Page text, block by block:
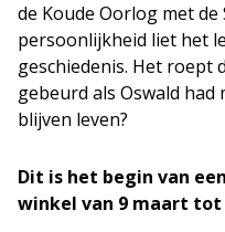
de Koude Oorlog met
persoonlijkheid liet het
geschiedenis. Het roept
gebeurd als Oswald had
blijven leven?
Dit is het begin van
winkel van 9 maart